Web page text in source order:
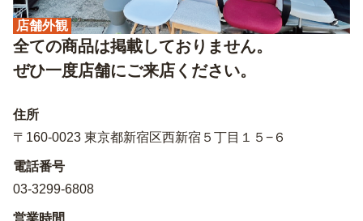
店舗外観
全ての商品は掲載しておりません。
ぜひ一度店舗にご来店ください。
住所
〒160-0023 東京都新宿区西新宿５丁目１５−６
電話番号
03-3299-6808